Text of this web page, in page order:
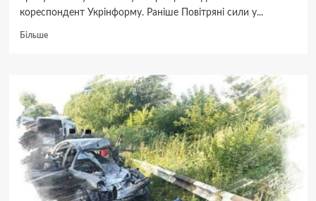
кореспондент Укрінформу. Раніше Повітряні сили у...
БільшеДокладніше
пролунав
потужний
вибух